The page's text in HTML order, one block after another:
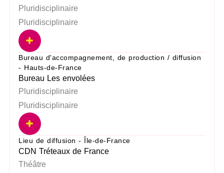
Pluridisciplinaire
Pluridisciplinaire
Bureau d'accompagnement, de production / diffusion
- Hauts-de-France
Bureau Les envolées
Pluridisciplinaire
Pluridisciplinaire
Lieu de diffusion - Île-de-France
CDN Tréteaux de France
Théâtre